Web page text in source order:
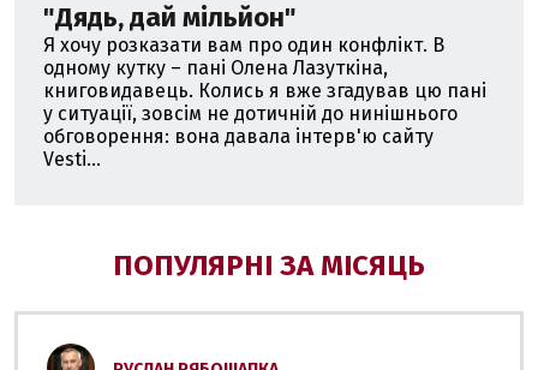
"Дядь, дай мільйон"
Я хочу розказати вам про один конфлікт. В
одному кутку – пані Олена Лазуткіна,
книговидавець. Колись я вже згадував цю пані
у ситуації, зовсім не дотичній до нинішнього
обговорення: вона давала інтерв'ю сайту
Vesti...
ПОПУЛЯРНІ ЗА МІСЯЦЬ